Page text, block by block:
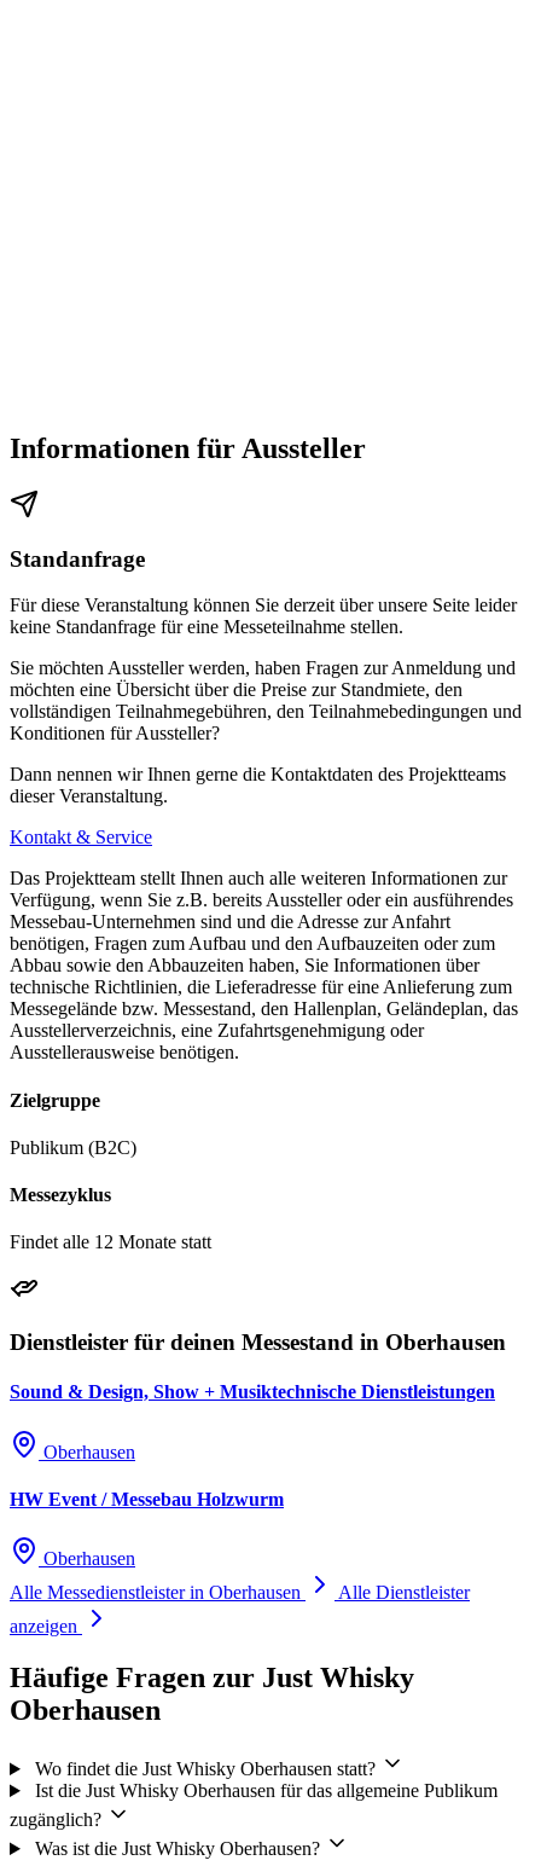
Informationen für Aussteller
Standanfrage
Für diese Veranstaltung können Sie derzeit über unsere Seite leider
keine Standanfrage für eine Messeteilnahme stellen.
Sie möchten Aussteller werden, haben Fragen zur Anmeldung und
möchten eine Übersicht über die Preise zur Standmiete, den
vollständigen Teilnahmegebühren, den Teilnahmebedingungen und
Konditionen für Aussteller?
Dann nennen wir Ihnen gerne die Kontaktdaten des Projektteams
dieser Veranstaltung.
Kontakt & Service
Das Projektteam stellt Ihnen auch alle weiteren Informationen zur
Verfügung, wenn Sie z.B. bereits Aussteller oder ein ausführendes
Messebau-Unternehmen sind und die Adresse zur Anfahrt
benötigen, Fragen zum Aufbau und den Aufbauzeiten oder zum
Abbau sowie den Abbauzeiten haben, Sie Informationen über
technische Richtlinien, die Lieferadresse für eine Anlieferung zum
Messegelände bzw. Messestand, den Hallenplan, Geländeplan, das
Ausstellerverzeichnis, eine Zufahrtsgenehmigung oder
Ausstellerausweise benötigen.
Zielgruppe
Publikum (B2C)
Messezyklus
Findet alle 12 Monate statt
Dienstleister für deinen Messestand in Oberhausen
Sound & Design, Show + Musiktechnische Dienstleistungen
Oberhausen
HW Event / Messebau Holzwurm
Oberhausen
Alle Messedienstleister in Oberhausen
Alle Dienstleister
anzeigen
Häufige Fragen zur Just Whisky
Oberhausen
Wo findet die Just Whisky Oberhausen statt?
Ist die Just Whisky Oberhausen für das allgemeine Publikum
zugänglich?
Was ist die Just Whisky Oberhausen?